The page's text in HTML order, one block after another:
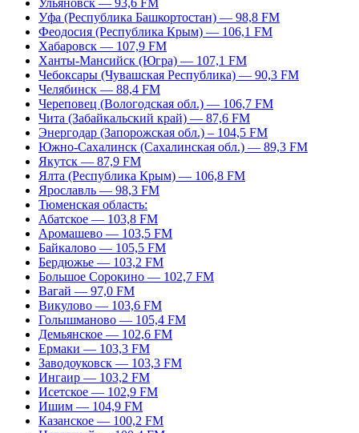
Ульяновск — 93,6 FM
Уфа (Республика Башкортостан) — 98,8 FM
Феодосия (Республика Крым) — 106,1 FM
Хабаровск — 107,9 FM
Ханты-Мансийск (Югра) — 107,1 FM
Чебоксары (Чувашская Республика) — 90,3 FM
Челябинск — 88,4 FM
Череповец (Вологодская обл.) — 106,7 FM
Чита (Забайкальский край) — 87,6 FM
Энергодар (Запорожская обл.) – 104,5 FM
Южно-Сахалинск (Сахалинская обл.) — 89,3 FM
Якутск — 87,9 FM
Ялта (Республика Крым) — 106,8 FM
Ярославль — 98,3 FM
Тюменская область:
Абатское — 103,8 FM
Аромашево — 103,5 FM
Байкалово — 105,5 FM
Бердюжье — 103,2 FM
Большое Сорокино — 102,7 FM
Вагай — 97,0 FM
Викулово — 103,6 FM
Голышманово — 105,4 FM
Демьянское — 102,6 FM
Ермаки — 103,3 FM
Заводоуковск — 103,3 FM
Ингаир — 103,2 FM
Исетское — 102,9 FM
Ишим — 104,9 FM
Казанское — 100,2 FM